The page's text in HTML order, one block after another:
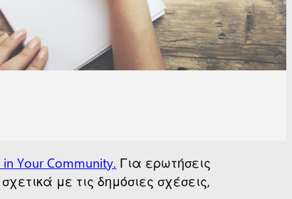
Your Community. Για ερωτήσεις
με τις δημόσιες σχέσεις,